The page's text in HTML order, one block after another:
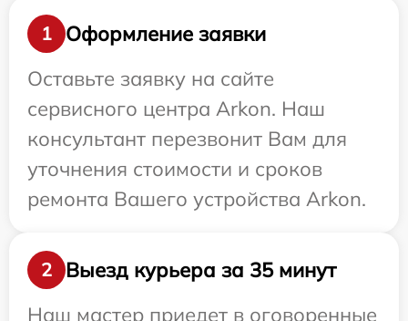
1
Оформление заявки
Оставьте заявку на сайте
сервисного центра Arkon. Наш
консультант перезвонит Вам для
уточнения стоимости и сроков
ремонта Вашего устройства Arkon.
2
Выезд курьера за 35 минут
Наш мастер приедет в оговоренные